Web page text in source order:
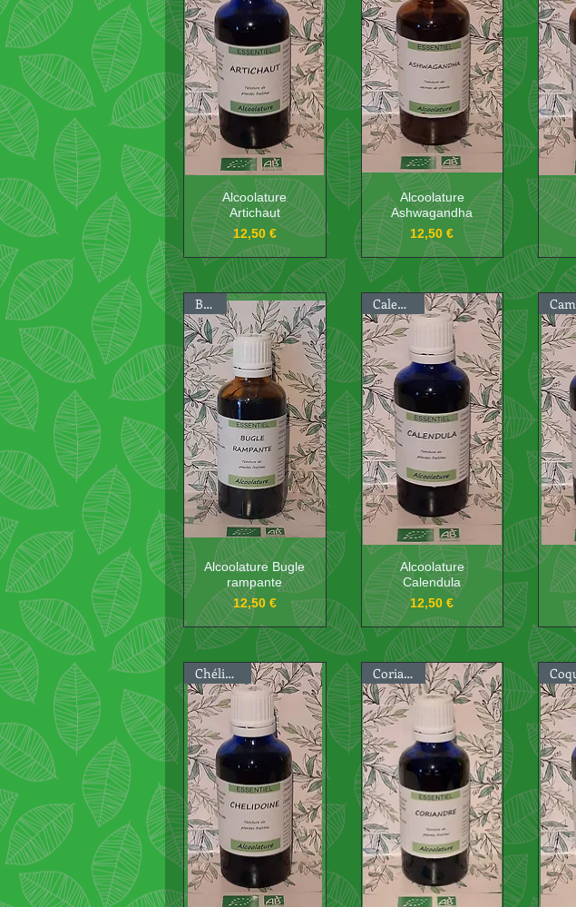
Alcoolature
Artichaut
Prix
12,50 €
Alcoolature
Ashwagandha
Prix
12,50 €
Bugle
Alcoolature Bugle
rampante
Prix
12,50 €
Calendula
Alcoolature
Calendula
Prix
12,50 €
Chélidoine Coriandre